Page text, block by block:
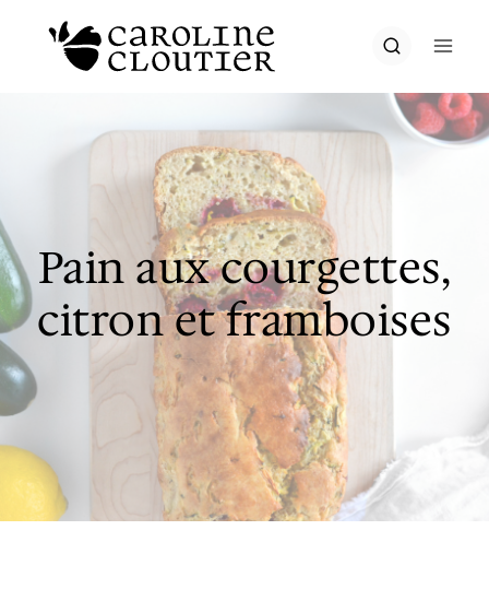
Pain aux courgettes,
citron et framboises